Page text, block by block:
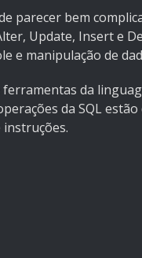
parecer bem
Update, Insert e
e manipulação de
da
da SQL